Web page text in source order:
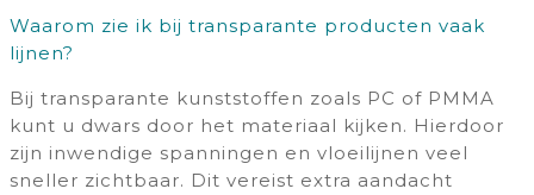
Waarom zie ik bij transparante producten vaak
lijnen?
Bij transparante kunststoffen zoals PC of PMMA
kunt u dwars door het materiaal kijken. Hierdoor
zijn inwendige spanningen en vloeilijnen veel
sneller zichtbaar. Dit vereist extra aandacht